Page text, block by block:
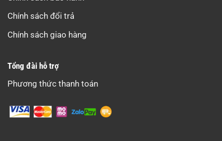
Chính sách đổi trả
Chính sách giao hàng
Tổng đài hỗ trợ
Phương thức thanh toán